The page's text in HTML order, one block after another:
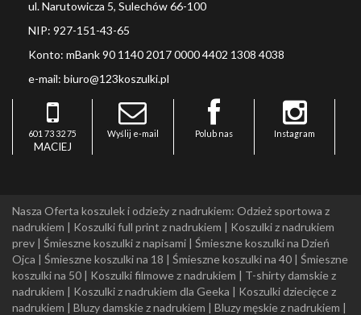
ul. Narutowicza 5, Sulechów 66-100
NIP: 927-151-43-65
Konto: mBank 90 1140 2017 0000 4402 1308 4038
e-mail: biuro@123koszulki.pl
601 73 32 75
MACIEJ
Wyślij e-mail Polub nas Instagram
Nasza Oferta koszulek i odzieży z nadrukiem: Odzież sportowa z
nadrukiem | Koszulki full print z nadrukiem | Koszulki z nadrukiem
prev | Śmieszne koszulki z napisami | Śmieszne koszulki na Dzień
Ojca | Śmieszne koszulki na 18 | Śmieszne koszulki na 40 | Śmieszne
koszulki na 50 | Koszulki filmowe z nadrukiem | T-shirty damskie z
nadrukiem | Koszulki z nadrukiem dla Geeka | Koszulki dziecięce z
nadrukiem | Bluzy damskie z nadrukiem | Bluzy męskie z nadrukiem |